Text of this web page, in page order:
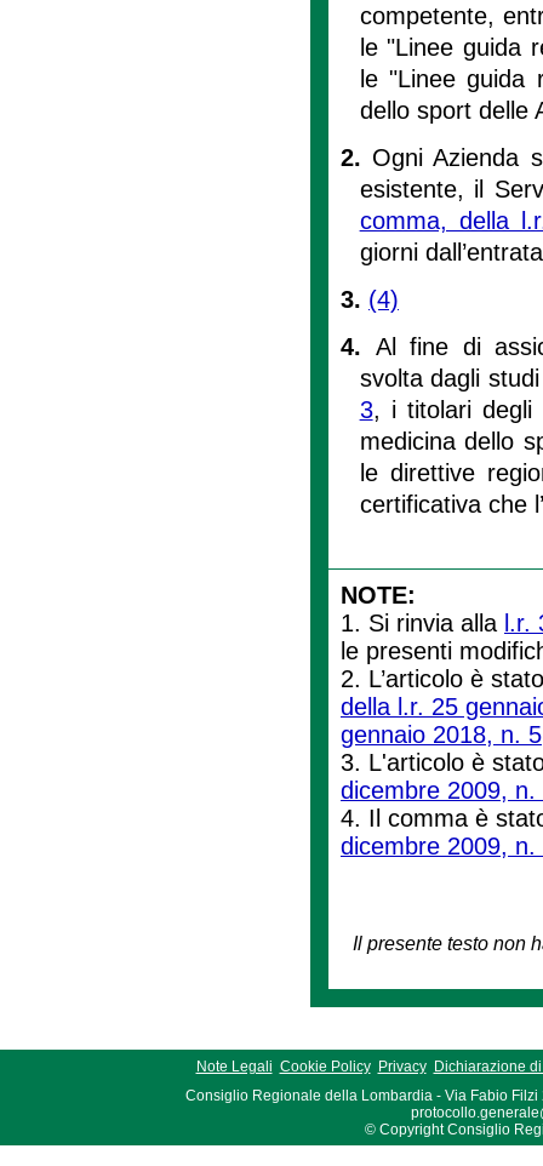
competente,
le "Linee guida
le "Linee guida
dello sport delle
2. Ogni Azienda
esistente, il
comma, della
giorni
3. (4)
4. Al fine di
svolta dagli
3, i titolari degli
medicina dello
le direttive
certificativa che
NOTE:
1. Si rinvia alla l.r.
le presenti
2. L’articolo è
della l.r. 25
gennaio 2018, n. 5
3. L'articolo è
dicembre 2009, n.
4. Il comma è
dicembre 2009, n.
Il presente testo non
Note Legali Cookie Policy Privacy
Dichiarazione
Consiglio Regionale della Lombardia - Via Fabio Filzi
© Copyright Consiglio